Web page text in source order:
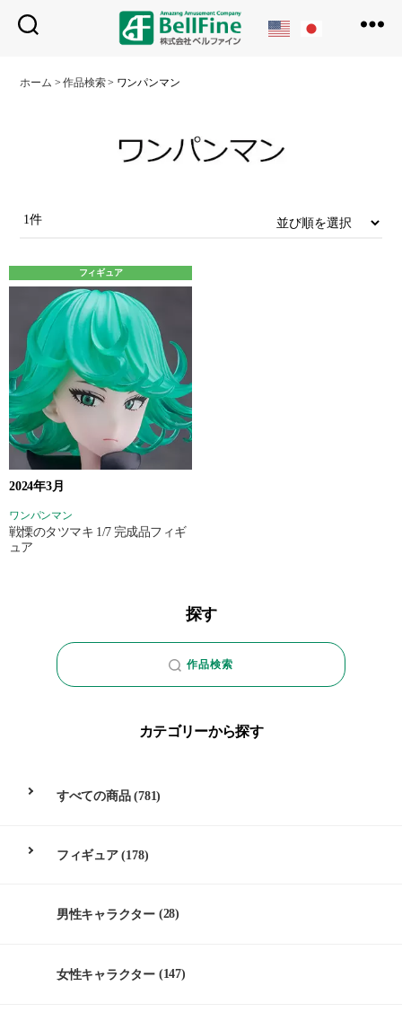
ホーム >作品検索> ワンパンマン
1件
フィギュア
2024年3月
ワンパンマン
戦慄のタツマキ 1/7 完成品フィギ
ュア
探す
作品検索
カテゴリーから探す
すべての商品(781)
フィギュア(178)
男性キャラクター (28)
女性キャラクター (147)